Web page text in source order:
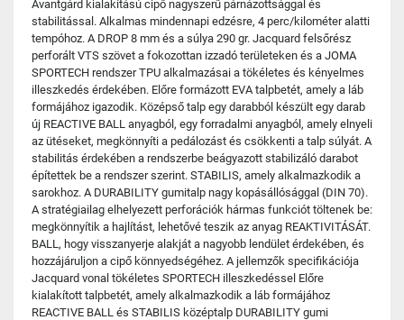
Avantgárd kialakítású cipő nagyszerű párnázottsággal és
stabilitással. Alkalmas mindennapi edzésre, 4 perc/kilométer alatti
tempóhoz. A DROP 8 mm és a súlya 290 gr. Jacquard felsőrész
perforált VTS szövet a fokozottan izzadó területeken és a JOMA
SPORTECH rendszer TPU alkalmazásai a tökéletes és kényelmes
illeszkedés érdekében. Előre formázott EVA talpbetét, amely a láb
formájához igazodik. Középső talp egy darabból készült egy darab
új REACTIVE BALL anyagból, egy forradalmi anyagból, amely elnyeli
az ütéseket, megkönnyíti a pedálozást és csökkenti a talp súlyát. A
stabilitás érdekében a rendszerbe beágyazott stabilizáló darabot
építettek be a rendszer szerint. STABILIS, amely alkalmazkodik a
sarokhoz. A DURABILITY gumitalp nagy kopásállósággal (DIN 70).
A stratégiailag elhelyezett perforációk hármas funkciót töltenek be:
megkönnyítik a hajlítást, lehetővé teszik az anyag REAKTIVITÁSÁT.
BALL, hogy visszanyerje alakját a nagyobb lendület érdekében, és
hozzájáruljon a cipő könnyedségéhez. A jellemzők specifikációja
Jacquard vonal tökéletes SPORTECH illeszkedéssel Előre
kialakított talpbetét, amely alkalmazkodik a láb formájához
REACTIVE BALL és STABILIS középtalp DURABILITY gumi